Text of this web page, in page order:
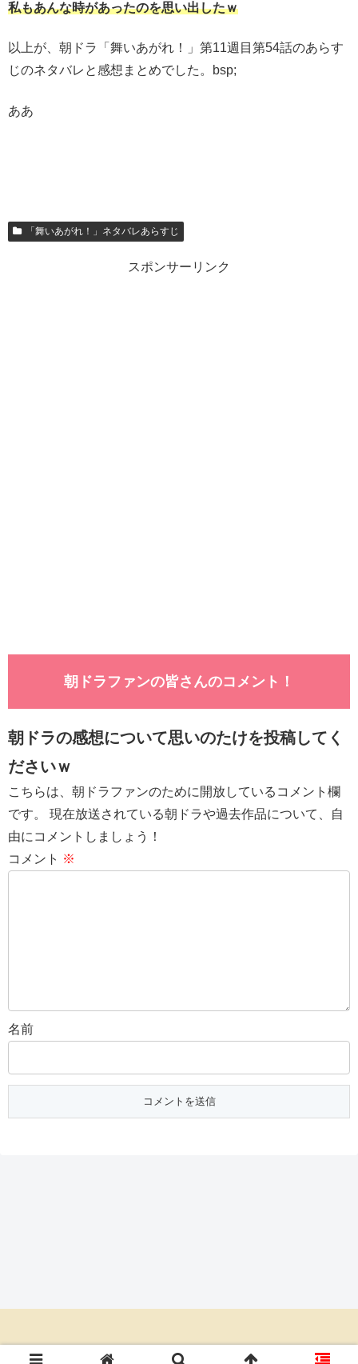
私もあんな時があったのを思い出したｗ
以上が、朝ドラ「舞いあがれ！」第11週目第54話のあらす
じのネタバレと感想まとめでした。bsp;
ああ
「舞いあがれ！」ネタバレあらすじ
スポンサーリンク
朝ドラファンの皆さんのコメント！
朝ドラの感想について思いのたけを投稿してく
ださいｗ
こちらは、朝ドラファンのために開放しているコメント欄
です。 現在放送されている朝ドラや過去作品について、自
由にコメントしましょう！
コメント ※
名前
© 2020 朝ドラあらすじネタバレ倶楽部.